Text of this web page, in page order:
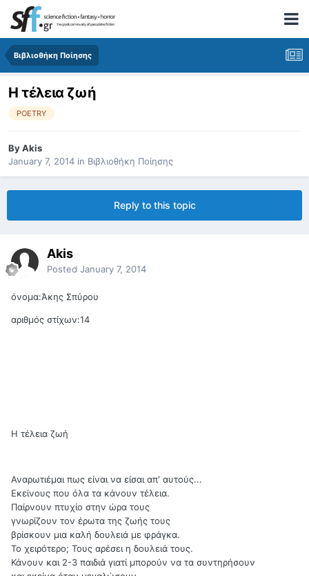
Βιβλιοθήκη Ποίησης
Η τέλεια ζωή
POETRY
ByAkis
January 7, 2014 in Βιβλιοθήκη Ποίησης
Reply to this topic
Akis
Posted January 7, 2014
όνομα:Άκης Σπύρου
αριθμός στίχων:14
Η τέλεια ζωή
Αναρωτιέμαι πως είναι να είσαι απ' αυτούς...
Εκείνους που όλα τα κάνουν τέλεια.
Παίρνουν πτυχίο στην ώρα τους
γνωρίζουν τον έρωτα της ζωής τους
βρίσκουν μια καλή δουλειά με φράγκα.
Το χειρότερο; Τους αρέσει η δουλειά τους.
Κάνουν και 2-3 παιδιά γιατί μπορούν να τα συντηρήσουν